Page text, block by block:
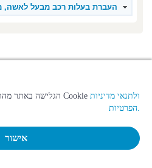
העברת בעלות רכב מבעל לאשה,
המלץ לחבר
הגלישה באתר מהווה הסכמה לשימוש בקבצי Cookie ולתנאי מדיניות
הפרטיות.
אישור